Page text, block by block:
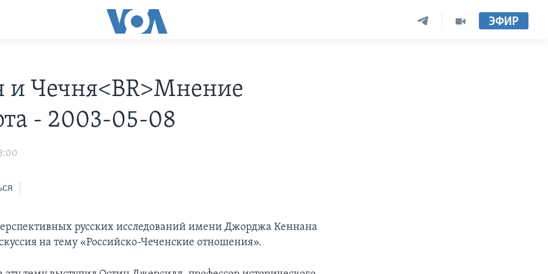
ЭФИР
и Чечня<BR>Мнение
- 2003-05-08
русских исследований имени Джорджа Кеннана
на тему «Российско-Чеченские отношения».